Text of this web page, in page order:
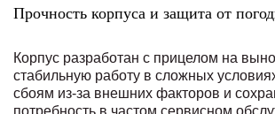
Прочность корпуса и защита от
Корпус разработан с прицелом на
стабильную работу в сложных
сбоям из-за внешних факторов и
потребность в частом сервисном